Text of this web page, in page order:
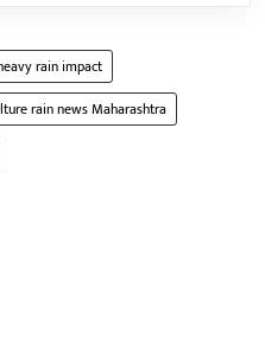
rain impact
rain news Maharashtra